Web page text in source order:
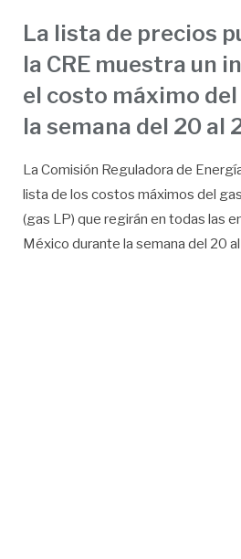
La lista de precios
la CRE muestra un
el costo máximo
la semana del 20 al
La Comisión Reguladora de
lista de los costos máximos del
(gas LP) que regirán en todas las
México durante la semana del 20